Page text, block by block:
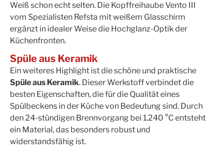
Weiß schon echt selten. Die Kopffreihaube Vento III
vom Spezialisten Refsta mit weißem Glasschirm
ergänzt in idealer Weise die Hochglanz-Optik der
Küchenfronten.
Spüle aus Keramik
Ein weiteres Highlight ist die schöne und praktische
Spüle aus Keramik. Dieser Werkstoff verbindet die
besten Eigenschaften, die für die Qualität eines
Spülbeckens in der Küche von Bedeutung sind. Durch
den 24-stündigen Brennvorgang bei 1.240 °C entsteht
ein Material, das besonders robust und
widerstandsfähig ist.